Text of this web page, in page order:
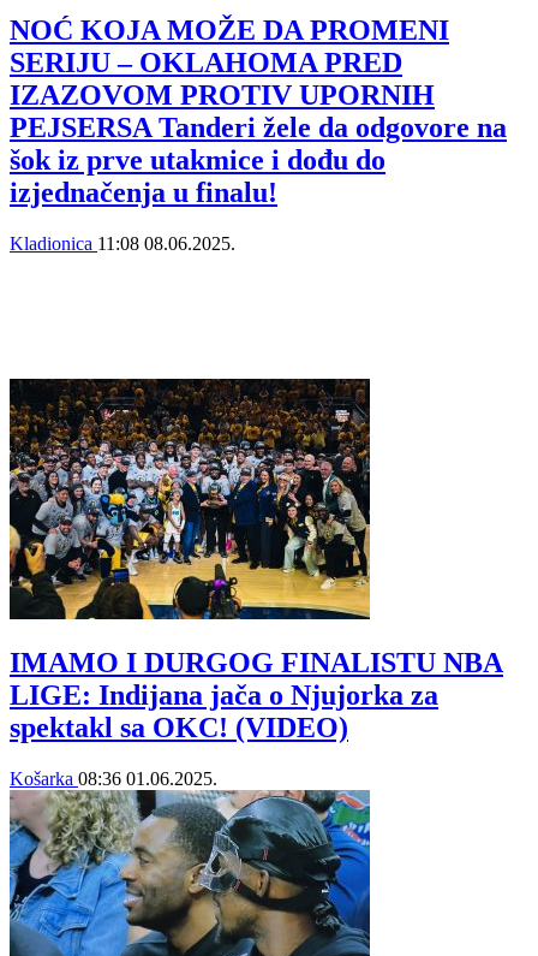
NOĆ KOJA MOŽE DA PROMENI
SERIJU – OKLAHOMA PRED
IZAZOVOM PROTIV UPORNIH
PEJSERSA Tanderi žele da odgovore na
šok iz prve utakmice i dođu do
izjednačenja u finalu!
Kladionica 11:08 08.06.2025.
IMAMO I DURGOG FINALISTU NBA
LIGE: Indijana jača o Njujorka za
spektakl sa OKC! (VIDEO)
Košarka 08:36 01.06.2025.